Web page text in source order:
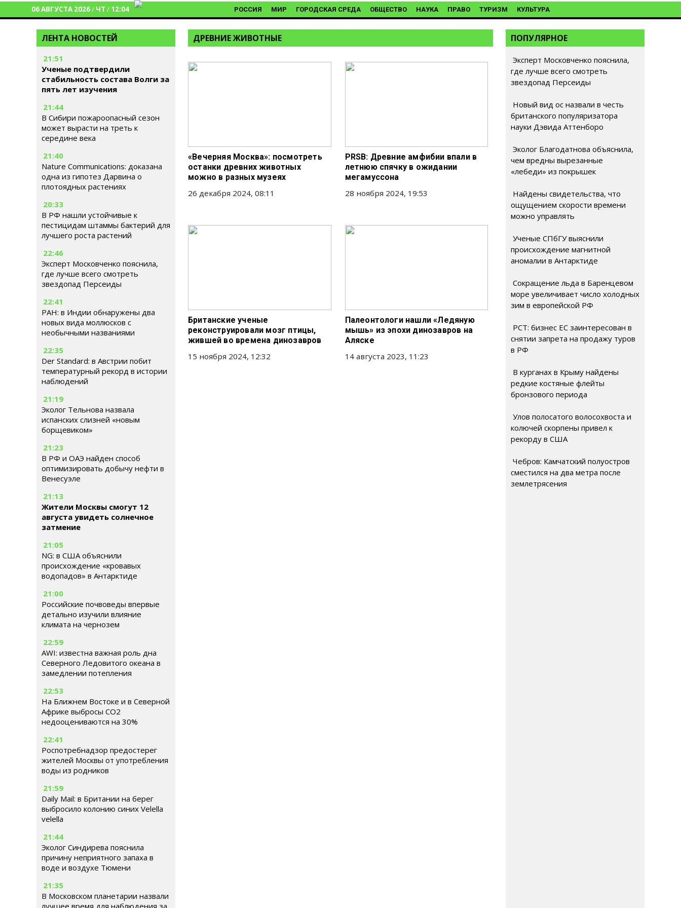
06 АВГУСТА 2026/ ЧТ / 12:04 РОССИЯ МИР ГОРОДСКАЯ СРЕДА ОБЩЕСТВО НАУКА ПРАВО ТУРИЗМ КУЛЬТУРА
ЛЕНТА НОВОСТЕЙ
21:51
Ученые подтвердили
стабильность состава Волги за
пять лет изучения
21:44
В Сибири пожароопасный сезон
может вырасти на треть к
середине века
21:40
Nature Communications: доказана
одна из гипотез Дарвина о
плотоядных растениях
20:33
В РФ нашли устойчивые к
пестицидам штаммы бактерий для
лучшего роста растений
22:46
Эксперт Московченко пояснила,
где лучше всего смотреть
звездопад Персеиды
22:41
РАН: в Индии обнаружены два
новых вида моллюсков с
необычными названиями
22:35
Der Standard: в Австрии побит
температурный рекорд в истории
наблюдений
21:19
Эколог Тельнова назвала
испанских слизней «новым
борщевиком»
21:23
В РФ и ОАЭ найден способ
оптимизировать добычу нефти в
Венесуэле
21:13
Жители Москвы смогут 12
августа увидеть солнечное
затмение
21:05
NG: в США объяснили
происхождение «кровавых
водопадов» в Антарктиде
21:00
Российские почвоведы впервые
детально изучили влияние
климата на чернозем
22:59
AWI: известна важная роль дна
Северного Ледовитого океана в
замедлении потепления
22:53
На Ближнем Востоке и в Северной
Африке выбросы CO2
недооцениваются на 30%
22:41
Роспотребнадзор предостерег
жителей Москвы от употребления
воды из родников
21:59
Daily Mail: в Британии на берег
выбросило колонию синих Velella
velella
21:44
Эколог Синдирева пояснила
причину неприятного запаха в
воде и воздухе Тюмени
21:35
В Московском планетарии назвали
лучшее время для наблюдения за
ДРЕВНИЕ ЖИВОТНЫЕ
«Вечерняя Москва»: посмотреть
останки древних животных
можно в разных музеях
26 декабря 2024, 08:11
PRSB: Древние амфибии впали в
летнюю спячку в ожидании
мегамуссона
28 ноября 2024, 19:53
Британские ученые
реконструировали мозг птицы,
жившей во времена динозавров
15 ноября 2024, 12:32
Палеонтологи нашли «Ледяную
мышь» из эпохи динозавров на
Аляске
14 августа 2023, 11:23
ПОПУЛЯРНОЕ
Эксперт Московченко пояснила,
где лучше всего смотреть
звездопад Персеиды
Новый вид ос назвали в честь
британского популяризатора
науки Дэвида Аттенборо
Эколог Благодатнова объяснила,
чем вредны вырезанные
«лебеди» из покрышек
Найдены свидетельства, что
ощущением скорости времени
можно управлять
Ученые СПбГУ выяснили
происхождение магнитной
аномалии в Антарктиде
Сокращение льда в Баренцевом
море увеличивает число холодных
зим в европейской РФ
РСТ: бизнес ЕС заинтересован в
снятии запрета на продажу туров
в РФ
В курганах в Крыму найдены
редкие костяные флейты
бронзового периода
Улов полосатого волосохвоста и
колючей скорпены привел к
рекорду в США
Чебров: Камчатский полуостров
сместился на два метра после
землетрясения